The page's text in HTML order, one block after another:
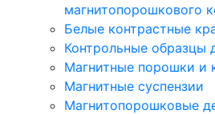
магнитопорошкового
Белые контрастные
Контрольные образцы
Магнитные порошки и
Магнитные суспензии
Магнитопорошковые